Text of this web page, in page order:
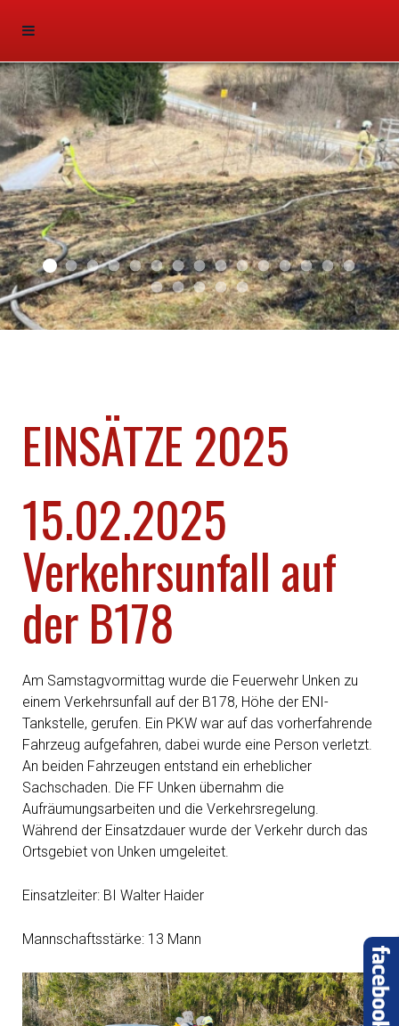
2026 012025 03
2025 022025 012024 042024 032024 022024 012023 032023 022023 012021 032021 012019 022019 01
Sliderfoto
2018 022018 032018 012016 05
EINSÄTZE 2025
15.02.2025
Verkehrsunfall auf
der B178
Am Samstagvormittag wurde die Feuerwehr Unken zu
einem Verkehrsunfall auf der B178, Höhe der ENI-
Tankstelle, gerufen. Ein PKW war auf das vorherfahrende
Fahrzeug aufgefahren, dabei wurde eine Person verletzt.
An beiden Fahrzeugen entstand ein erheblicher
Sachschaden. Die FF Unken übernahm die
Aufräumungsarbeiten und die Verkehrsregelung.
Während der Einsatzdauer wurde der Verkehr durch das
Ortsgebiet von Unken umgeleitet.
Einsatzleiter: BI Walter Haider
Mannschaftsstärke: 13 Mann